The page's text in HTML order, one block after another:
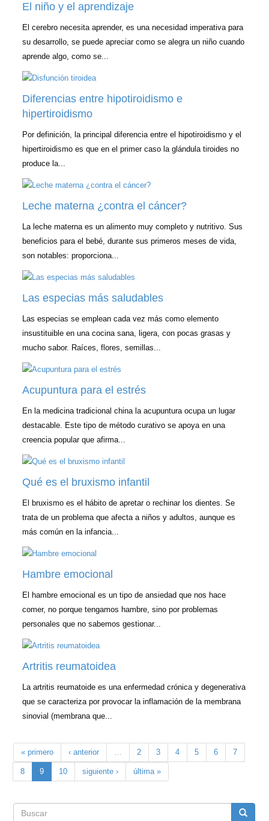
El niño y el aprendizaje
El cerebro necesita aprender, es una necesidad imperativa para
su desarrollo, se puede apreciar como se alegra un niño cuando
aprende algo, como se...
Diferencias entre hipotiroidismo e
hipertiroidismo
Por definición, la principal diferencia entre el hipotiroidismo y el
hipertiroidismo es que en el primer caso la glándula tiroides no
produce la...
Leche materna ¿contra el cáncer?
La leche materna es un alimento muy completo y nutritivo. Sus
beneficios para el bebé, durante sus primeros meses de vida,
son notables: proporciona...
Las especias más saludables
Las especias se emplean cada vez más como elemento
insustituible en una cocina sana, ligera, con pocas grasas y
mucho sabor. Raíces, flores, semillas...
Acupuntura para el estrés
En la medicina tradicional china la acupuntura ocupa un lugar
destacable. Este tipo de método curativo se apoya en una
creencia popular que afirma...
Qué es el bruxismo infantil
El bruxismo es el hábito de apretar o rechinar los dientes. Se
trata de un problema que afecta a niños y adultos, aunque es
más común en la infancia...
Hambre emocional
El hambre emocional es un tipo de ansiedad que nos hace
comer, no porque tengamos hambre, sino por problemas
personales que no sabemos gestionar...
Artritis reumatoidea
La artritis reumatoide es una enfermedad crónica y degenerativa
que se caracteriza por provocar la inflamación de la membrana
sinovial (membrana que...
« primero ‹ anterior … 2 3 4 5 6 7
8 9 10 siguiente › última »